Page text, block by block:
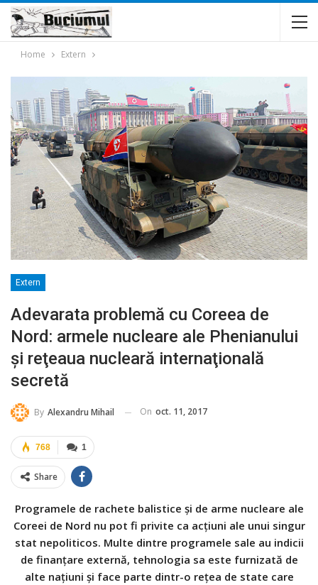
Home Extern
Extern
Adevarata problemă cu Coreea de
Nord: armele nucleare ale Phenianului
şi reţeaua nucleară internaţională
secretă
By Alexandru Mihail On oct. 11, 2017
1
768
Share
Programele de rachete balistice şi de arme nucleare ale
Coreei de Nord nu pot fi privite ca acţiuni ale unui singur
stat nepoliticos. Multe dintre programele sale au indicii
de finanţare externă, tehnologia sa este furnizată de
alte naţiuni şi face parte dintr-o reţea de state care